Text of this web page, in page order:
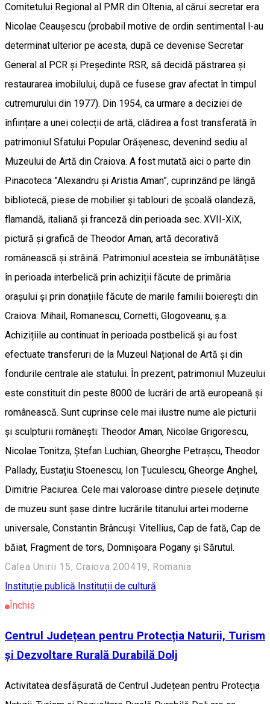
Comitetului Regional al PMR din Oltenia, al cărui secretar era
Nicolae Ceaușescu (probabil motive de ordin sentimental l-au
determinat ulterior pe acesta, după ce devenise Secretar
General al PCR și Președinte RSR, să decidă păstrarea și
restaurarea imobilului, după ce fusese grav afectat în timpul
cutremurului din 1977). Din 1954, ca urmare a deciziei de
înființare a unei colecții de artă, clădirea a fost transferată în
patrimoniul Sfatului Popular Orășenesc, devenind sediu al
Muzeului de Artă din Craiova. A fost mutată aici o parte din
Pinacoteca ”Alexandru și Aristia Aman”, cuprinzând pe lângă
bibliotecă, piese de mobilier și tablouri de școală olandeză,
flamandă, italiană și franceză din perioada sec. XVII-XiX,
pictură și grafică de Theodor Aman, artă decorativă
românească și străină. Patrimoniul acesteia se îmbunătățise
în perioada interbelică prin achiziții făcute de primăria
orașului și prin donațiile făcute de marile familii boierești din
Craiova: Mihail, Romanescu, Cornetti, Glogoveanu, ș.a.
Achizițiile au continuat în perioada postbelică și au fost
efectuate transferuri de la Muzeul Național de Artă și din
fondurile centrale ale statului. În prezent, patrimoniul Muzeului
este constituit din peste 8000 de lucrări de artă europeană și
românească. Sunt cuprinse cele mai ilustre nume ale picturii
și sculpturii românești: Theodor Aman, Nicolae Grigorescu,
Nicolae Tonitza, Ștefan Luchian, Gheorghe Petrașcu, Theodor
Pallady, Eustațiu Stoenescu, Ion Țuculescu, Gheorge Anghel,
Dimitrie Paciurea. Cele mai valoroase dintre piesele deținute
de muzeu sunt șase dintre lucrările titanului artei moderne
universale, Constantin Brâncuși: Vitellius, Cap de fată, Cap de
băiat, Fragment de tors, Domnișoara Pogany și Sărutul.
Calea Unirii 15, Craiova 200419, Romania
Instituție publică Instituții de cultură
Închis
Centrul Județean pentru Protecția Naturii, Turism
și Dezvoltare Rurală Durabilă Dolj
Activitatea desfășurată de Centrul Județean pentru Protecția